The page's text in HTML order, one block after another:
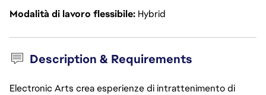
Modalità di lavoro flessibile Hybrid
Description & Requirements
Electronic Arts crea esperienze di intrattenimento di